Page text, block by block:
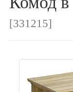
[331215]